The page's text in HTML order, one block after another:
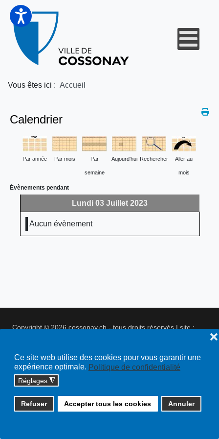
Ce site web utilise des cookies pour vous garantir une
expérience optimale. Politique de confidentialité
Réglages ◮
Refuser Accepter tous les cookies Annuler
❌
Vous êtes ici : Accueil
Calendrier
Par année Par mois Par
semaine
Aujourd'hui Rechercher Aller au
mois
Évènements pendant
Lundi 03 Juillet 2023
Aucun évènement
Copyright © 2026 cossonay.ch - tous droits réservés | site :
Plan du site